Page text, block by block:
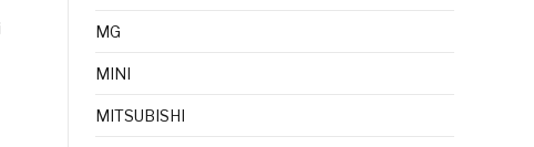
MG
MINI
MITSUBISHI